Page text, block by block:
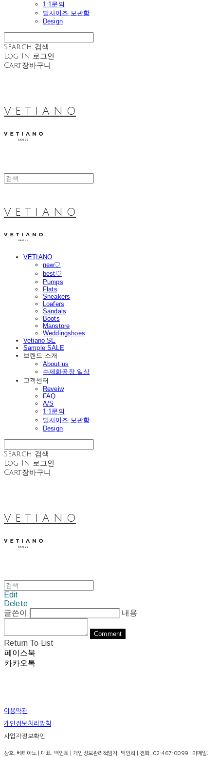
1:1문의
발사이즈 보관함
Design
Search 검색
Log In 로그인
Cart장바구니
V E T I A N O
V E T I A N O
VETIANO
new♡
best♡
Pumps
Flats
Sneakers
Loafers
Sandals
Boots
Manstore
Weddingshoes
Vetiano SE
Sample SALE
브랜드 소개
About us
수제화공장 일상
고객센터
Reveiw
FAQ
A/S
1:1문의
발사이즈 보관함
Design
Search 검색
Log In 로그인
Cart장바구니
V E T I A N O
Edit
Delete
글쓴이
내용
Comment
Return To List
페이스북
카카오톡
이용약관
개인정보처리방침
사업자정보확인
상호: 베티아노 | 대표: 백인희 | 개인정보관리책임자: 백인희 | 전화: 02-467-0099 | 이메일: